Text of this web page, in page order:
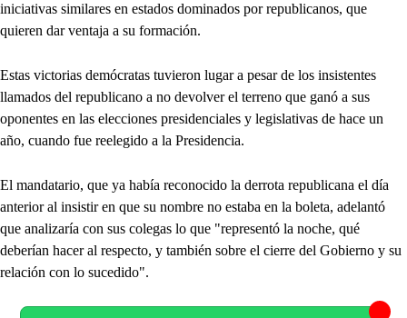
iniciativas similares en estados dominados por republicanos, que
quieren dar ventaja a su formación.
Estas victorias demócratas tuvieron lugar a pesar de los insistentes
llamados del republicano a no devolver el terreno que ganó a sus
oponentes en las elecciones presidenciales y legislativas de hace un
año, cuando fue reelegido a la Presidencia.
El mandatario, que ya había reconocido la derrota republicana el día
anterior al insistir en que su nombre no estaba en la boleta, adelantó
que analizaría con sus colegas lo que "representó la noche, qué
deberían hacer al respecto, y también sobre el cierre del Gobierno y su
relación con lo sucedido".